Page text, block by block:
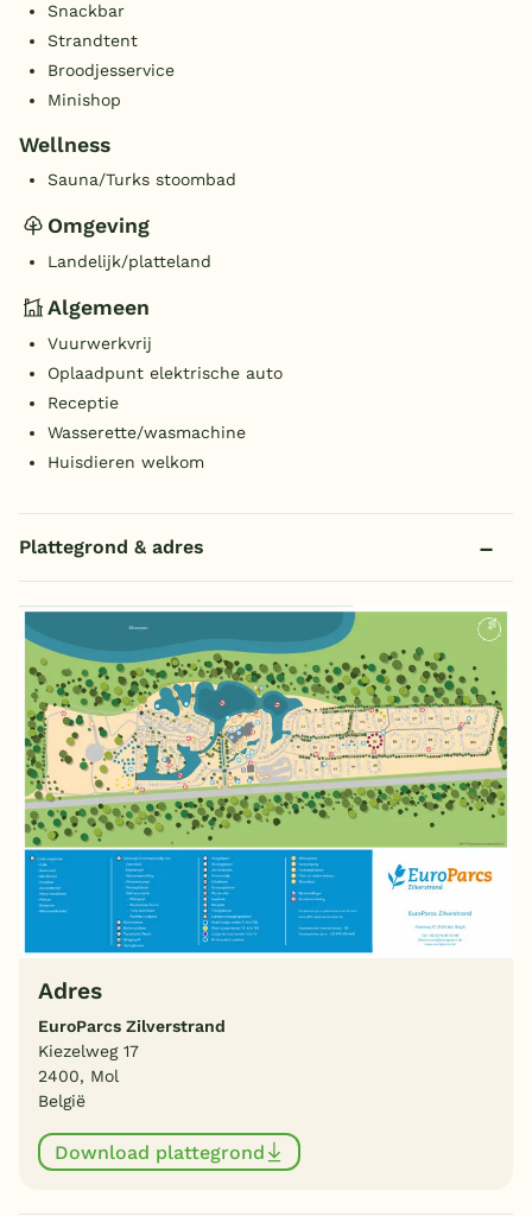
Snackbar
Strandtent
Broodjesservice
Minishop
Wellness
Sauna/Turks stoombad
Omgeving
Landelijk/platteland
Algemeen
Vuurwerkvrij
Oplaadpunt elektrische auto
Receptie
Wasserette/wasmachine
Huisdieren welkom
Plattegrond & adres
Adres
EuroParcs Zilverstrand
Kiezelweg 17
2400, Mol
België
Download plattegrond